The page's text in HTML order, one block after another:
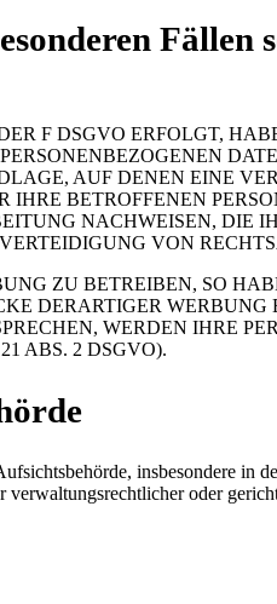
F DSGVO ERFOLGT,
AUF DENEN EINE
BETROFFENEN
NACHWEISEN, DIE
VON
ZU BETREIBEN, SO
DERARTIGER
WERDEN IHRE
ABS. 2 DSGVO).
insbesondere in
verwaltungsrechtlicher oder